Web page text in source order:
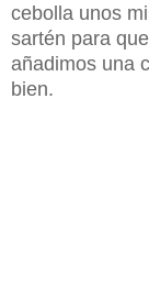
cebolla unos
sartén para
añadimos una
bien.